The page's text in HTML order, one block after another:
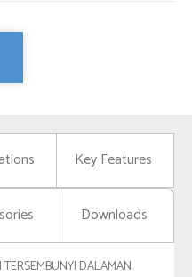
Key Features
Downloads
DALAMAN